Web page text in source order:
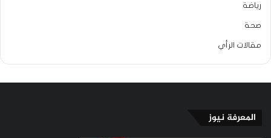
رياضة
صحة
مقالات الرأي
المعرفة نيوز